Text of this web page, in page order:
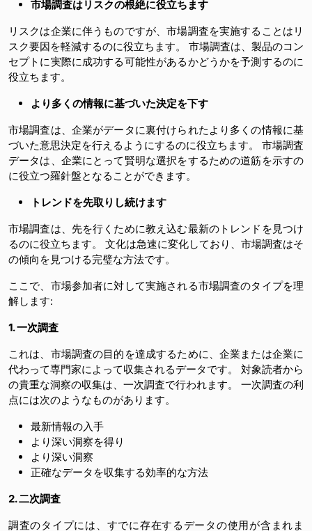
市場調査はリスクの根絶に役立ちます
リスクは企業に伴うものですが、市場調査を実施することはリ
スク要因を軽減するのに役立ちます。 市場調査は、製品のコン
セプトに実際に成功する可能性があるかどうかを予測するのに
役立ちます。
より多くの情報に基づいた決定を下す
市場調査は、企業がデータに裏付けられたより多くの情報に基
づいた意思決定を行えるようにするのに役立ちます。 市場調査
データは、企業にとって賢明な選択をするための道筋を示すの
に役立つ羅針盤となることができます。
トレンドを先取りし続けます
市場調査は、先を行くために教え込む最新のトレンドを見つけ
るのに役立ちます。 文化は急速に変化しており、市場調査はそ
の傾向を見つける完璧な方法です。
ここで、市場参加者に対して実施される市場調査のタイプを理
解します:
1. 一次調査
これは、市場調査の目的を達成するために、企業または企業に
代わって専門家によって収集されるデータです。 対象読者から
の貴重な洞察の収集は、一次調査で行われます。 一次調査の利
点には次のようなものがあります。
最新情報の入手
より深い洞察を得り
より深い洞察
正確なデータを収集する効率的な方法
2. 二次調査
調査のタイプには、すでに存在するデータの使用が含まれま